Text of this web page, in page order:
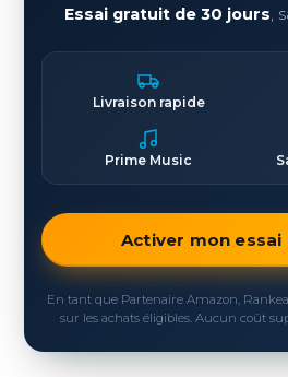
Essai gratuit de 30 jours,
Livraison rapide
Prime Music
Activer mon
En tant que Partenaire Amazon,
sur les achats éligibles. Aucun coût